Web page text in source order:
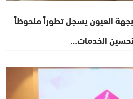
العيون يسجل تطوراً ملحوظاً
الخدمات…